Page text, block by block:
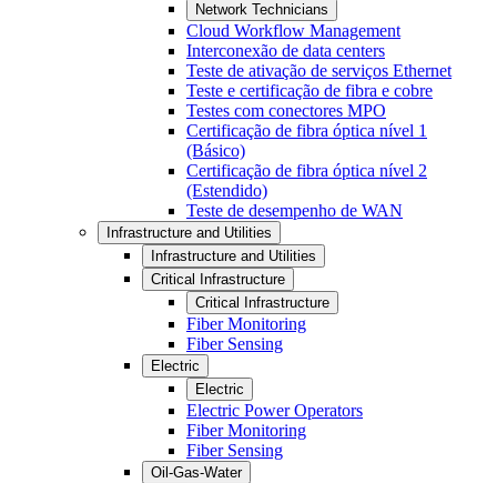
Network Technicians
Cloud Workflow Management
Interconexão de data centers
Teste de ativação de serviços Ethernet
Teste e certificação de fibra e cobre
Testes com conectores MPO
Certificação de fibra óptica nível 1
(Básico)
Certificação de fibra óptica nível 2
(Estendido)
Teste de desempenho de WAN
Infrastructure and Utilities
Infrastructure and Utilities
Critical Infrastructure
Critical Infrastructure
Fiber Monitoring
Fiber Sensing
Electric
Electric
Electric Power Operators
Fiber Monitoring
Fiber Sensing
Oil-Gas-Water